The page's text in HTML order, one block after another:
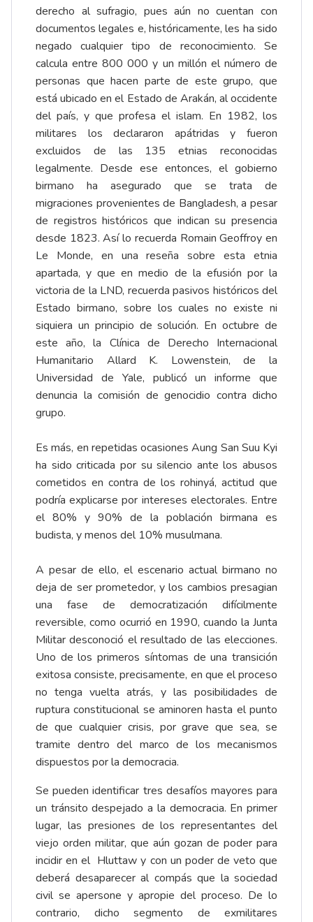
derecho al sufragio, pues aún no cuentan con
documentos legales e, históricamente, les ha sido
negado cualquier tipo de reconocimiento. Se
calcula entre 800 000 y un millón el número de
personas que hacen parte de este grupo, que
está ubicado en el Estado de Arakán, al occidente
del país, y que profesa el islam. En 1982, los
militares los declararon apátridas y fueron
excluidos de las 135 etnias reconocidas
legalmente. Desde ese entonces, el gobierno
birmano ha asegurado que se trata de
migraciones provenientes de Bangladesh, a pesar
de registros históricos que indican su presencia
desde 1823. Así lo recuerda Romain Geoffroy en
Le Monde, en una reseña sobre esta etnia
apartada, y que en medio de la efusión por la
victoria de la LND, recuerda pasivos históricos del
Estado birmano, sobre los cuales no existe ni
siquiera un principio de solución. En octubre de
este año, la Clínica de Derecho Internacional
Humanitario Allard K. Lowenstein, de la
Universidad de Yale, publicó un informe que
denuncia la comisión de genocidio contra dicho
grupo.
Es más, en repetidas ocasiones Aung San Suu Kyi
ha sido criticada por su silencio ante los abusos
cometidos en contra de los rohinyá, actitud que
podría explicarse por intereses electorales. Entre
el 80% y 90% de la población birmana es
budista, y menos del 10% musulmana.
A pesar de ello, el escenario actual birmano no
deja de ser prometedor, y los cambios presagian
una fase de democratización difícilmente
reversible, como ocurrió en 1990, cuando la Junta
Militar desconoció el resultado de las elecciones.
Uno de los primeros síntomas de una transición
exitosa consiste, precisamente, en que el proceso
no tenga vuelta atrás, y las posibilidades de
ruptura constitucional se aminoren hasta el punto
de que cualquier crisis, por grave que sea, se
tramite dentro del marco de los mecanismos
dispuestos por la democracia.
Se pueden identificar tres desafíos mayores para
un tránsito despejado a la democracia. En primer
lugar, las presiones de los representantes del
viejo orden militar, que aún gozan de poder para
incidir en el Hluttaw y con un poder de veto que
deberá desaparecer al compás que la sociedad
civil se apersone y apropie del proceso. De lo
contrario, dicho segmento de exmilitares